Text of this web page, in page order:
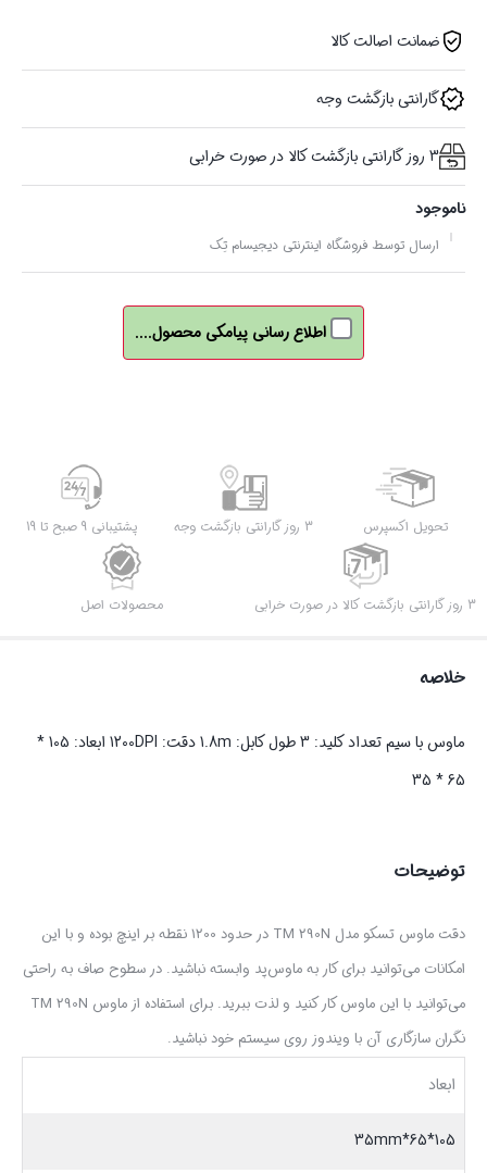
ضمانت اصالت کالا
گارانتی بازگشت وجه
3 روز گارانتی بازگشت کالا در صورت خرابی
ناموجود
ارسال توسط فروشگاه اینترنتی دیجیسام تِک
اطلاع رسانی پیامکی محصول....
تحویل اکسپرس 3 روز گارانتی بازگشت وجه پشتیبانی 9 صبح تا 19
3 روز گارانتی بازگشت کالا در صورت خرابی محصولات اصل
خلاصه
ماوس با سیم تعداد کلید: 3 طول کابل: 1.8m دقت: 1200DPI ابعاد: 105 *
65 * 35
توضیحات
دقت ماوس تسکو مدل TM 290N در حدود 1200 نقطه بر اینچ بوده و با این
امکانات می‌توانید برای کار به ماوس‌پد وابسته نباشید. در سطوح صاف به راحتی
می‌توانید با این ماوس کار کنید و لذت ببرید. برای استفاده از ماوس TM 290N
نگران سازگاری آن با ویندوز روی سیستم خود نباشید.
ابعاد
105*65*35mm